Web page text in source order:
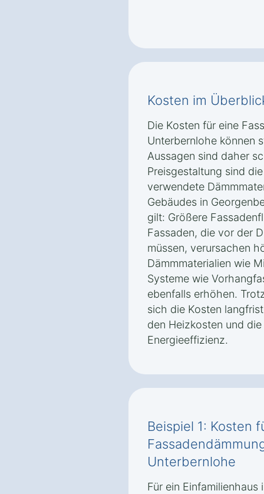
Kosten im
Die Kosten für eine
Unterbernlohe können
Aussagen sind daher
Preisgestaltung sind
verwendete
Gebäudes in
gilt: Größere
Fassaden, die vor der
müssen, verursachen
Dämmmaterialien wie
Systeme wie
ebenfalls erhöhen.
sich die Kosten
den Heizkosten und
Energieeffizienz.
Beispiel 1: Kosten
Unterbernlohe
Für ein